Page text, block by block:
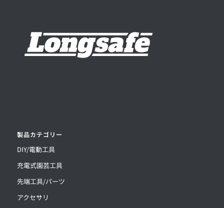
製品カテゴリー
DIY/電動工具
充電式園芸工具
先端工具/パーツ
アクセサリ